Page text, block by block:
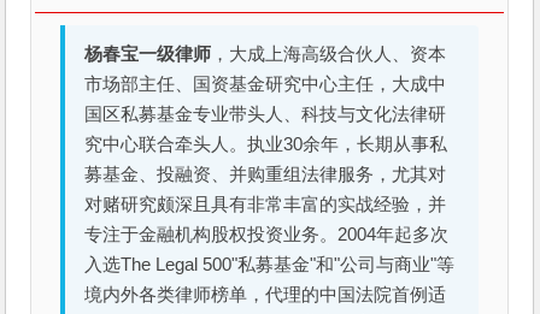
杨春宝一级律师 ，大成上海高级合伙人、资本
市场部主任、国资基金研究中心主任，大成中
国区私募基金专业带头人、科技与文化法律研
究中心联合牵头人。执业30余年，长期从事私
募基金、投融资、并购重组法律服务，尤其对
对赌研究颇深且具有非常丰富的实战经验，并
专注于金融机构股权投资业务。2004年起多次
入选The Legal 500"私募基金"和"公司与商业"等
境内外各类律师榜单，代理的中国法院首例适